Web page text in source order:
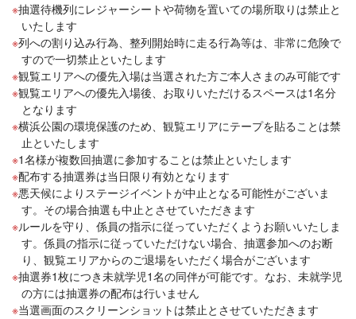
抽選待機列にレジャーシートや荷物を置いての場所取りは禁止と
いたします
列への割り込み行為、整列開始時に走る行為等は、非常に危険で
すので一切禁止といたします
観覧エリアへの優先入場は当選された方ご本人さまのみ可能です
観覧エリアへの優先入場後、お取りいただけるスペースは1名分
となります
横浜公園の環境保護のため、観覧エリアにテープを貼ることは禁
止といたします
1名様が複数回抽選に参加することは禁止といたします
配布する抽選券は当日限り有効となります
悪天候によりステージイベントが中止となる可能性がございま
す。その場合抽選も中止とさせていただきます
ルールを守り、係員の指示に従っていただくようお願いいたしま
す。係員の指示に従っていただけない場合、抽選参加へのお断
り、観覧エリアからのご退場をいただく場合がございます
抽選券1枚につき未就学児1名の同伴が可能です。なお、未就学児
の方には抽選券の配布は行いません
当選画面のスクリーンショットは禁止とさせていただきます